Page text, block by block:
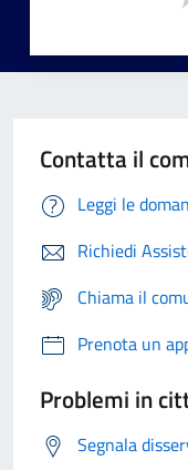
Contatta il
Leggi le
Richiedi
Chiama il
Prenota un
Problemi in
Segnala